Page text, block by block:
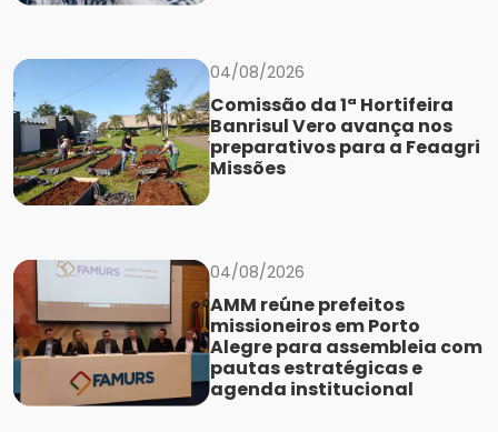
04/08/2026
Comissão da 1ª Hortifeira
Banrisul Vero avança nos
preparativos para a Feaagri
Missões
04/08/2026
AMM reúne prefeitos
missioneiros em Porto
Alegre para assembleia com
pautas estratégicas e
agenda institucional